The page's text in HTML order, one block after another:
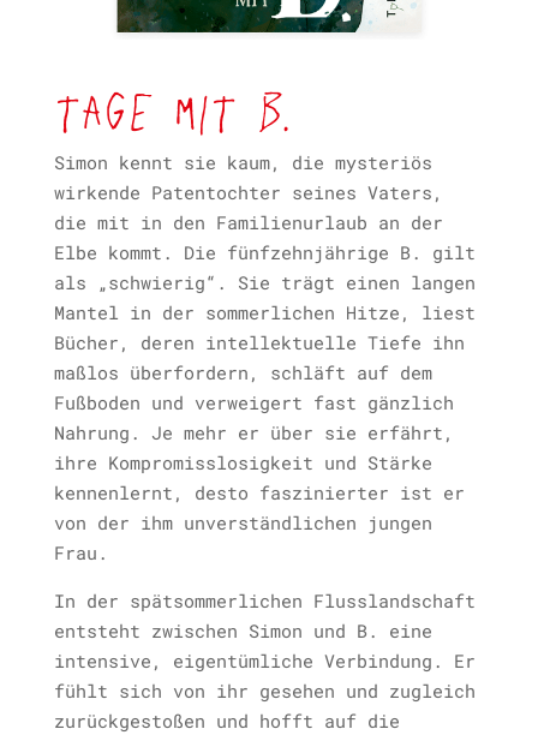
Tage mit B.
Simon kennt sie kaum, die mysteriös
wirkende Patentochter seines Vaters,
die mit in den Familienurlaub an der
Elbe kommt. Die fünfzehnjährige B. gilt
als „schwierig“. Sie trägt einen langen
Mantel in der sommerlichen Hitze, liest
Bücher, deren intellektuelle Tiefe ihn
maßlos überfordern, schläft auf dem
Fußboden und verweigert fast gänzlich
Nahrung. Je mehr er über sie erfährt,
ihre Kompromisslosigkeit und Stärke
kennenlernt, desto faszinierter ist er
von der ihm unverständlichen jungen
Frau.
In der spätsommerlichen Flusslandschaft
entsteht zwischen Simon und B. eine
intensive, eigentümliche Verbindung. Er
fühlt sich von ihr gesehen und zugleich
zurückgestoßen und hofft auf die